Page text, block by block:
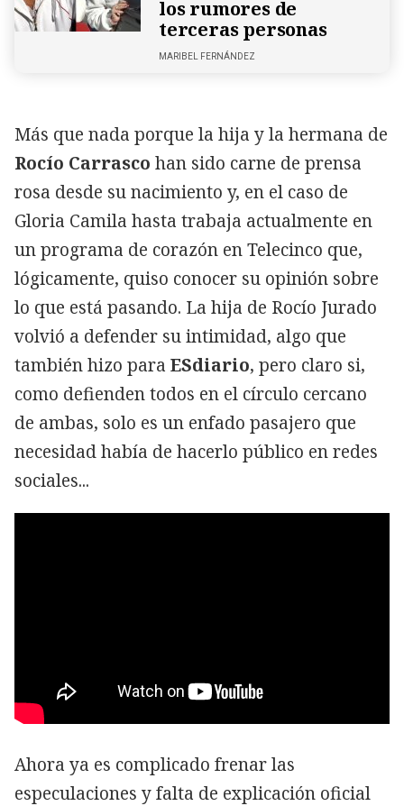
los rumores de
terceras personas
MARIBEL FERNÁNDEZ
Más que nada porque la hija y la hermana de
Rocío Carrasco han sido carne de prensa
rosa desde su nacimiento y, en el caso de
Gloria Camila hasta trabaja actualmente en
un programa de corazón en Telecinco que,
lógicamente, quiso conocer su opinión sobre
lo que está pasando. La hija de Rocío Jurado
volvió a defender su intimidad, algo que
también hizo para ESdiario, pero claro si,
como defienden todos en el círculo cercano
de ambas, solo es un enfado pasajero que
necesidad había de hacerlo público en redes
sociales...
Ahora ya es complicado frenar las
especulaciones y falta de explicación oficial